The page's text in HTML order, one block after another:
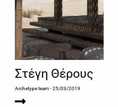
Στέγη Θέρους
Archetype team- 25/03/2019